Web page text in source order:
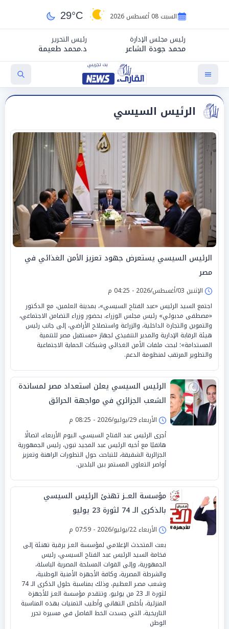
السبت 08 أغسطس 2026 29°C
رئيس مجلس الإدارة
محمد جودة الشاعر
رئيس التحرير
د.محمد طعيمة
الرئيس السيسي
الرئيس السيسي يستعرض جهود تعزيز الأمن الغذائي في
مصر
الإثنين 03/أغسطس/2026 - 04:25 م
اجتمع السيد الرئيس «عبد الفتاح السيسي»، بمدينة العلمين، مع الدكتور
«مصطفى مدبولي» رئيس مجلس الوزراء، بحضور وزراء التضامن الاجتماعي،
والتموين والتجارة الداخلية، والزراعة واستصلاح الأراضي، إلى جانب رئيس
هيئة الرقابة الإدارية والمدير التنفيذي لجهاز «مستقبل مصر للتنمية
المستدامة»؛ لبحث ملفات الأمن الغذائي وشبكات الحماية الاجتماعية
والتطوير المرتقب لمنظومة الدعم.
الرئيس السيسي يعلن استعداد مصر لمساندة
الشعب الجزائري في مواجهة الحرائق
الأربعاء 29/يوليو/2026 - 08:25 م
أجرى الرئيس عبد الفتاح السيسي، اليوم الأربعاء، اتصالًا
هاتفيًا مع أخيه الرئيس عبد المجيد تبون، رئيس الجمهورية
الجزائرية الشقيقة، للتباحث حول التطورات الراهنة وتعزيز
أواصر التعاون المستمر بين البلدين.
مؤسسة العــز تهنئ الرئيس السيسي
بالذكرى الـ 74 لثورة 23 يوليو
الأربعاء 22/يوليو/2026 - 07:59 م
بعث المتحدث الإعلامي لمؤسسة العـز برقية تهنئة إلى
فخامة السيد الرئيس عبد الفتاح السيسي، رئيس
الجمهورية، وإلى القوات المسلحة المصرية الباسلة،
والشرطة المصرية، وكافة الأجهزة الأمنية الوطنية،
وشعب مصـر العظيم، وذلك بمناسبة حلول الذكرى الـ 74
لثورة الـ 23 من يوليو. وتتقدم مؤسسة العـز للأجهزة
المنزلية، بأخلص التهاني وأطيب التمنيات بهذه المناسبة
التاريخية، التي جسدت الخط الفاصل في مسيرة تحرر
الوطن